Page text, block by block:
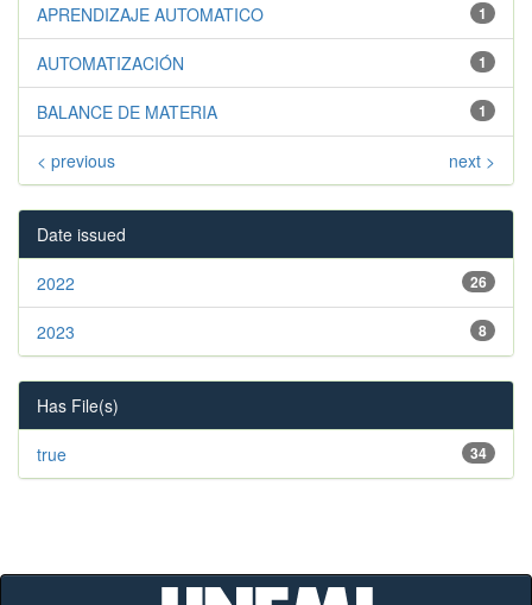
1
APRENDIZAJE AUTOMATICO
1
AUTOMATIZACIÓN
1
BALANCE DE MATERIA
< previous next >
Date issued
26
2022
8
2023
Has File(s)
34
true